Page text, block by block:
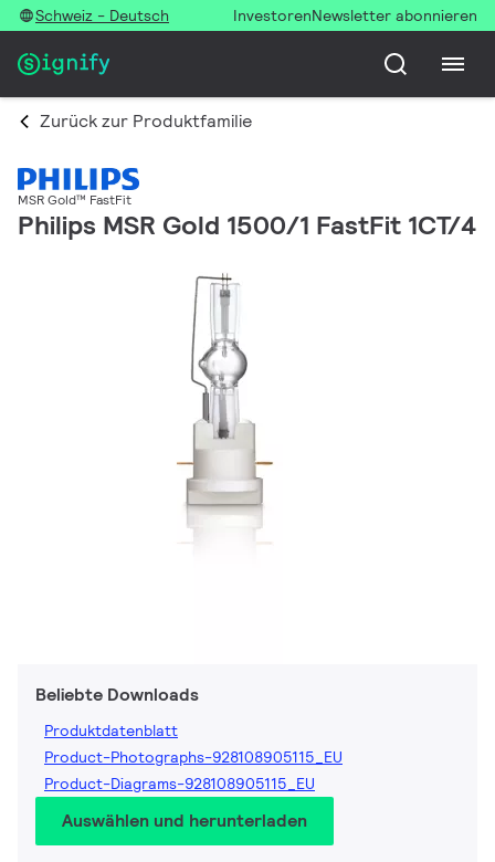
Schweiz - Deutsch InvestorenNewsletter abonnieren
Zurück zur Produktfamilie
MSR Gold™ FastFit
Philips MSR Gold 1500/1 FastFit 1CT/4
Beliebte Downloads
Produktdatenblatt
Product-Photographs-928108905115_EU
Product-Diagrams-928108905115_EU
Auswählen und herunterladen